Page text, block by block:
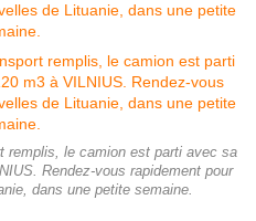
remplis, le camion est parti avec sa
Rendez-vous rapidement pour
dans une petite semaine.